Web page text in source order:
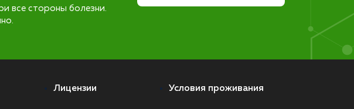
все стороны болезни.
Лицензии Условия проживания